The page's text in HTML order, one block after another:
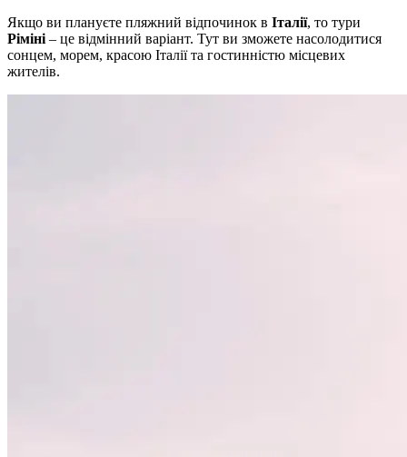
Якщо ви плануєте пляжний відпочинок в Італії, то тури
Ріміні – це відмінний варіант. Тут ви зможете насолодитися
сонцем, морем, красою Італії та гостинністю місцевих
жителів.